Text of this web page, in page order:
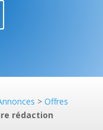
> Offres
rédaction